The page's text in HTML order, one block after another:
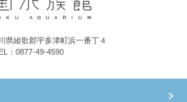
県綾歌郡宇多津町浜一番丁４
：0877-49-4590